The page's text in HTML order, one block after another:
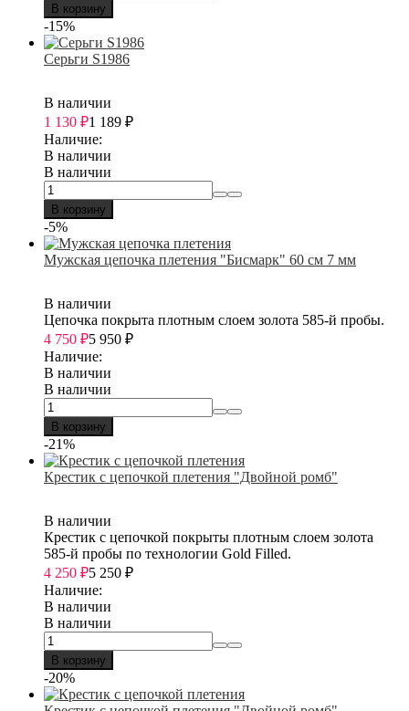
В корзину
-15%
Серьги S1986
В наличии
1 130 ₽1 189 ₽
Наличие:
В наличии
В наличии
В корзину
-5%
Мужская цепочка плетения "Бисмарк" 60 см 7 мм
В наличии
Цепочка покрыта плотным слоем золота 585-й пробы.
4 750 ₽5 950 ₽
Наличие:
В наличии
В наличии
В корзину
-21%
Крестик с цепочкой плетения "Двойной ромб"
В наличии
Крестик с цепочкой покрыты плотным слоем золота
585-й пробы по технологии Gold Filled.
4 250 ₽5 250 ₽
Наличие:
В наличии
В наличии
В корзину
-20%